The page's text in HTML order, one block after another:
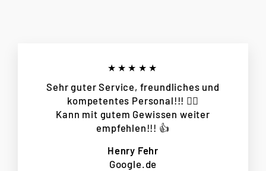
★★★★★
Sehr guter Service, freundliches und
kompetentes Personal!!! 👌🏻
Kann mit gutem Gewissen weiter
empfehlen!!! 👍
Henry Fehr
Google.de